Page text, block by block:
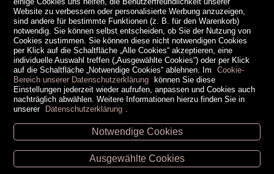
Unsere Öffnungszeiten
Retz -02942/20433
Website zu verbessern oder personalisierte Werbung anzuzeigen,
sind andere für bestimmte Funktionen (z. B. für den Warenkorb)
notwendig. Sie können selbst entscheiden, ob Sie der Nutzung von
Cookies zustimmen. Sie können diese nicht notwendigen Cookies
per Klick auf die Schaltfläche „Alle Cookies“ akzeptieren, eine
individuelle Auswahl treffen („Ausgewählte Cookies“) oder per Klick
auf die Schaltfläche „Notwendige Cookies“ ablehnen. Im
Cookie-
Bereich unserer Datenschutzerklärung können Sie diese
Einstellungen jederzeit wieder aufrufen, anpassen und Cookies auch
nachträglich abwählen. Weitere Informationen hierzu finden Sie in
unserer Datenschutzerklärung
Notwendige Cookies
Ausgewählte Cookies